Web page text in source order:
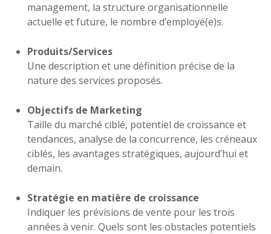
management, la structure organisationnelle
actuelle et future, le nombre d’employé(e)s.
Produits/Services
Une description et une définition précise de la
nature des services proposés.
Objectifs de Marketing
Taille du marché ciblé, potentiel de croissance et
tendances, analyse de la concurrence, les créneaux
ciblés, les avantages stratégiques, aujourd’hui et
demain.
Stratégie en matière de croissance
Indiquer les prévisions de vente pour les trois
années à venir. Quels sont les obstacles potentiels